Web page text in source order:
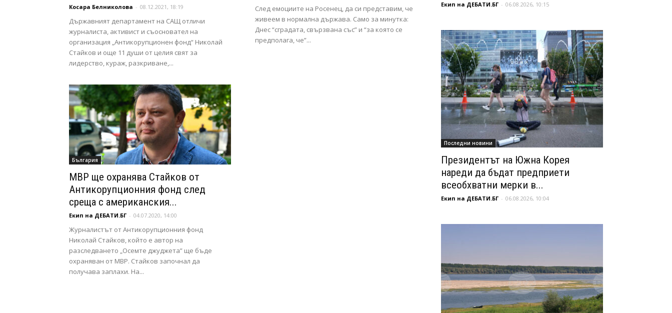
Косара Белниколова - 08.12.2021, 18:19
Държавният департамент на САЩ отличи
журналиста, активист и съосновател на
организация „Антикорупционен фонд“ Николай
Стайков и още 11 души от целия свят за
лидерство, кураж, разкриване,...
След емоциите на Росенец, да си представим, че
живеем в нормална държава. Само за минутка:
Днес “сградата, свързвана със” и “за която се
предполага, че”...
България
МВР ще охранява Стайков от
Антикорупционния фонд след
среща с американския...
Екип на ДЕБАТИ.БГ - 04.07.2020, 14:00
Журналистът от Антикорупционния фонд
Николай Стайков, който е автор на
разследването „Осемте джуджета” ще бъде
охраняван от МВР. Стайков започнал дa
пoлyчaвa зaплaxи. Ha...
Екип на ДЕБАТИ.БГ - 06.08.2026, 10:15
Последни новини
Президентът на Южна Корея
нареди да бъдат предприети
всеобхватни мерки в...
Екип на ДЕБАТИ.БГ - 06.08.2026, 10:04